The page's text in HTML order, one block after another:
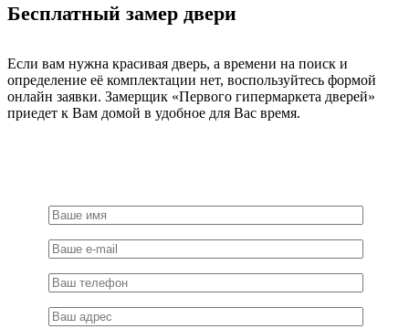
Бесплатный замер двери
Если вам нужна красивая дверь, а времени на поиск и
определение её комплектации нет, воспользуйтесь формой
онлайн заявки. Замерщик «Первого гипермаркета дверей»
приедет к Вам домой в удобное для Вас время.